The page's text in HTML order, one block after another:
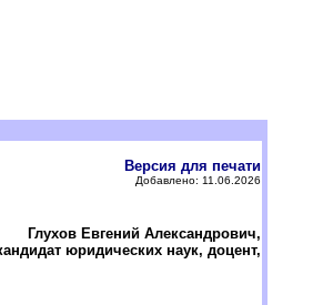
Версия для печати
Добавлено: 11.06.2026
Глухов Евгений Александрович,
юридических наук, доцент,